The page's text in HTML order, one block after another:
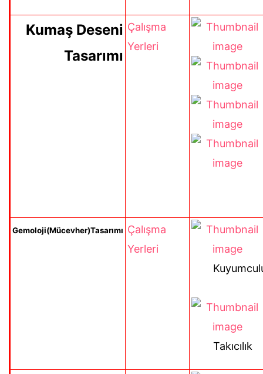
Kumaş Deseni
Tasarımı
Çalışma
Yerleri
Gemoloji(Mücevher)Tasarımı Çalışma
Yerleri
Takıcılık